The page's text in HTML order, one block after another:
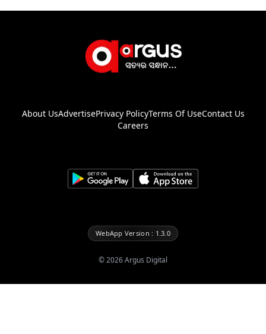
About UsAdvertisePrivacy PolicyTerms Of UseContact Us
Careers
WebApp Version : 1.3.0
©2026Argus Digital